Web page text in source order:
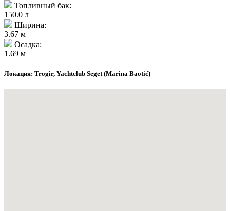
Топливный бак:
150.0 л
Ширина:
3.67 м
Осадка:
1.69 м
Локация: Trogir, Yachtclub Seget (Marina Baotić)